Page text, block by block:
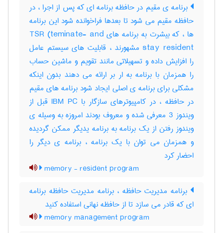
برنامه ی مقیم در حافظه برنامه ای که پس از اجرا ، در
حافظه مقیم می شود تا بعدها فراخوانده شود این برنامه
ها ، که بیشرت به برنامه های TSR (teminate- and
stay resident مشهورند ، قابلیت های سیستم عامل
را افزایش داده و تسهیلاتی مانند تقویم و ماشین حساب
را همزمان با برنامه به ار بر ارائه می دهند بدون اینکه
مشکلی برای برنامه ی اصلی ایجاد شود برنامه های مقیم
در حافظه ، در کامپیوترهای سازگار با IBM PC قبل از
ویندوز 3 معرفی شده و معروف بودند امروزه به وسیله ی
ویندوز رفتن از یک برنامه به برنامه یدیگر ممکن گردیده
و همزمان می توان با یک برنامه ، برنامه ی دیگر را
احضار کرد
memory - resident program
برنامه مدیریت حافظه ، برنامه مدیریت حافظه برنامه
ای که قادر می سازد تا از حافظه نهانی استفاده کنید
memory management program